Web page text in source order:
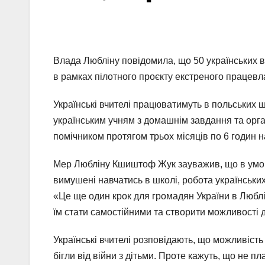
Влада Любліну повідомила, що 50 українських
в рамках пілотного проєкту екстреного
Українські вчителі працюватимуть в
українським учням з домашнім завдання та
помічником протягом трьох місяців по 6 годин
Мер Любліну Кшиштоф Жук зауважив, що в
вимушені навчатись в школі, робота
«Це ще один крок для громадян України в
їм стати самостійними та створити
Українські вчителі розповідають, що
бігли від війни з дітьми. Проте кажуть, що не